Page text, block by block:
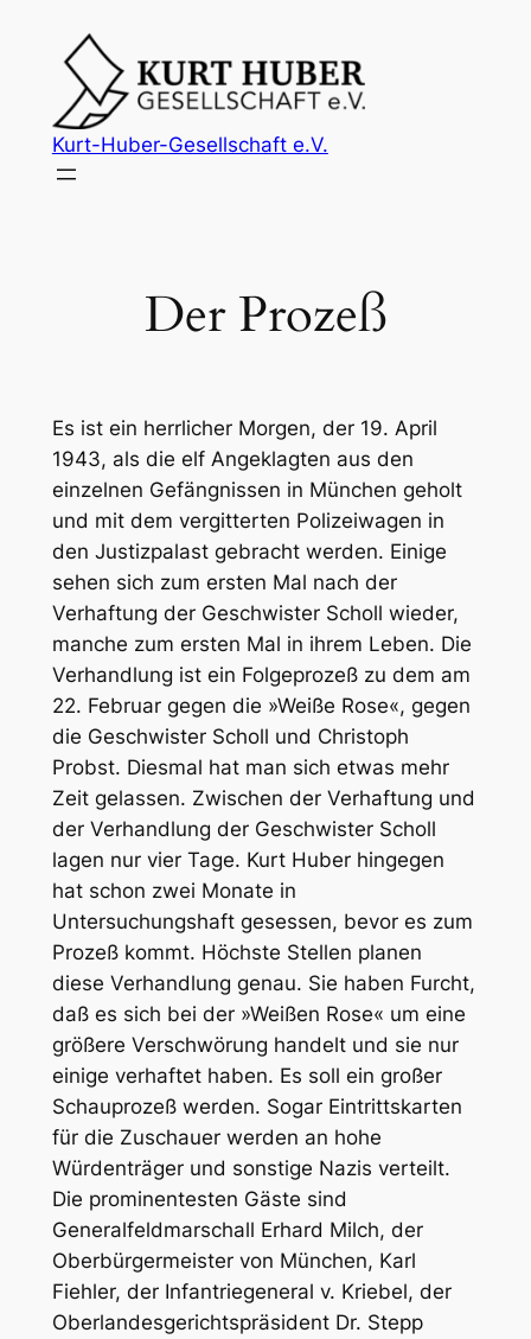
springen
Kurt-Huber-Gesellschaft e.V.
Der Prozeß
Es ist ein herrlicher Morgen, der 19. April
1943, als die elf Angeklagten aus den
einzelnen Gefängnissen in München geholt
und mit dem vergitterten Polizeiwagen in
den Justizpalast gebracht werden. Einige
sehen sich zum ersten Mal nach der
Verhaftung der Geschwister Scholl wieder,
manche zum ersten Mal in ihrem Leben. Die
Verhandlung ist ein Folgeprozeß zu dem am
22. Februar gegen die »Weiße Rose«, gegen
die Geschwister Scholl und Christoph
Probst. Diesmal hat man sich etwas mehr
Zeit gelassen. Zwischen der Verhaftung und
der Verhandlung der Geschwister Scholl
lagen nur vier Tage. Kurt Huber hingegen
hat schon zwei Monate in
Untersuchungshaft gesessen, bevor es zum
Prozeß kommt. Höchste Stellen planen
diese Verhandlung genau. Sie haben Furcht,
daß es sich bei der »Weißen Rose« um eine
größere Verschwörung handelt und sie nur
einige verhaftet haben. Es soll ein großer
Schauprozeß werden. Sogar Eintrittskarten
für die Zuschauer werden an hohe
Würdenträger und sonstige Nazis verteilt.
Die prominentesten Gäste sind
Generalfeldmarschall Erhard Milch, der
Oberbürgermeister von München, Karl
Fiehler, der Infantriegeneral v. Kriebel, der
Oberlandesgerichtspräsident Dr. Stepp